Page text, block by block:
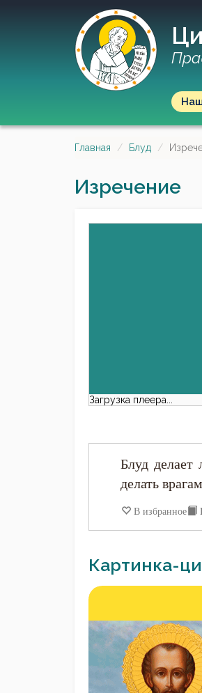
Главная Блуд
Изречение
Загрузка плеера...
Блуд
делать
В избранное
Картинка-